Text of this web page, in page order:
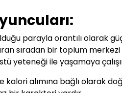
parayla orantılı olarak
sıradan bir toplum
yeteneği ile yaşamaya
kalori alımına bağlı olarak